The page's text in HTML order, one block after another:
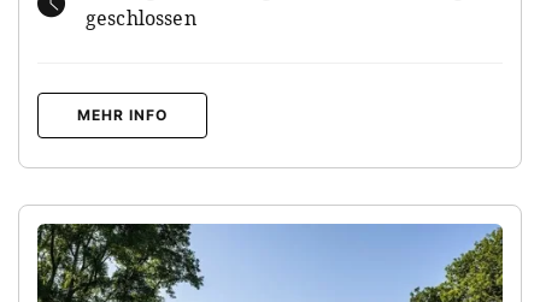
geschlossen
MEHR INFO